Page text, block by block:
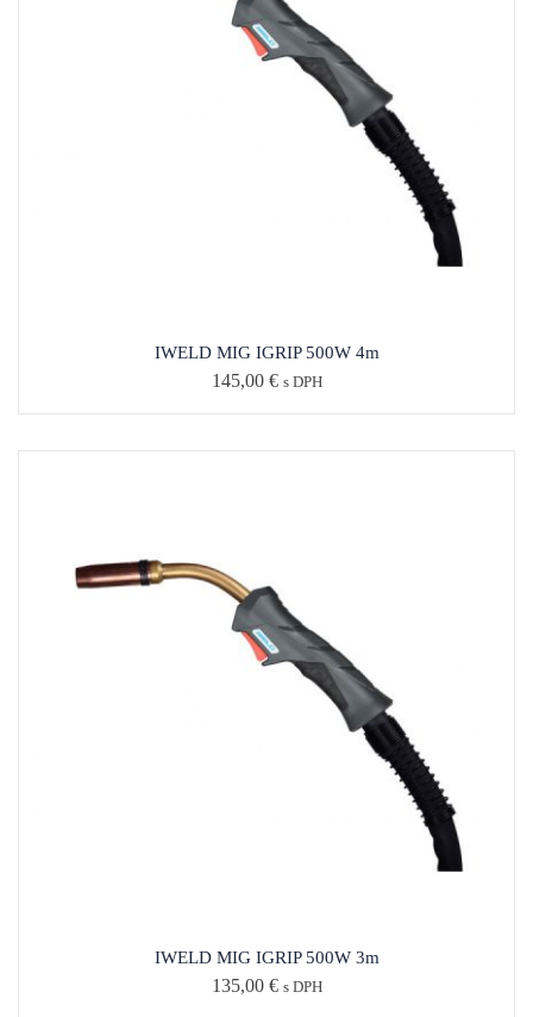
IWELD MIG IGRIP 500W 4m
145,00 € s DPH
IWELD MIG IGRIP 500W 3m
135,00 € s DPH